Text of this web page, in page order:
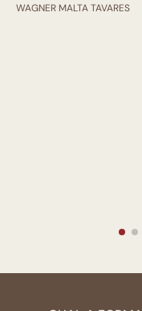
WAGNER MALTA TAVARES